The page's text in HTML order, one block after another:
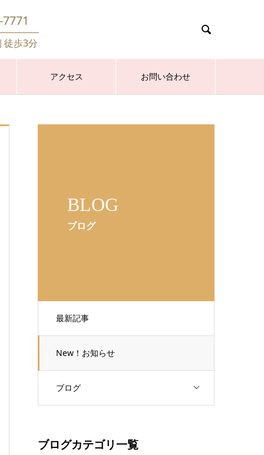
徒歩3分

アクセス お問い合わせ
BLOG
ブログ
最新記事
New！お知らせ
ブログ
ブログカテゴリ一覧